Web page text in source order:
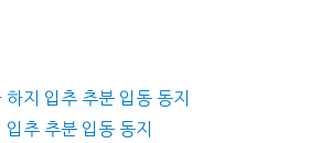
지 입추 추분 입동 동지
추 추분 입동 동지